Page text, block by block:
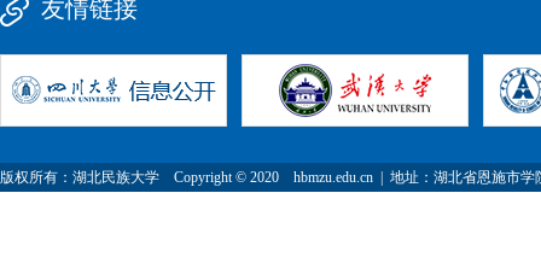
友情链接
版权所有：湖北民族大学 Copyright © 2020 hbmzu.edu.cn | 地址：湖北省恩施